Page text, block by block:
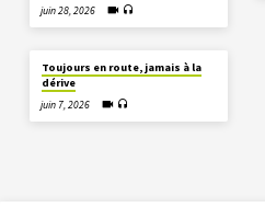
juin 28, 2026
Toujours en route, jamais à la
dérive
juin 7, 2026